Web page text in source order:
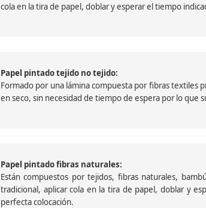
cola en la tira de papel, doblar y esperar el tiempo
Papel pintado tejido no tejido:
Formado por una lámina compuesta por fibras textiles
en seco, sin necesidad de tiempo de espera por lo que
Papel pintado fibras naturales:
Están compuestos por tejidos, fibras naturales,
tradicional, aplicar cola en la tira de papel, doblar y
perfecta colocación.